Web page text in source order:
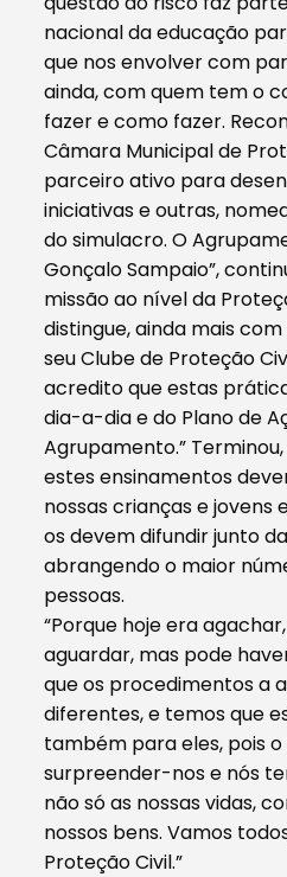
nacional da educação
que nos envolver com
ainda, com quem tem o
fazer e como fazer.
Câmara Municipal de
parceiro ativo para
iniciativas e outras,
do simulacro. O
Gonçalo Sampaio”,
missão ao nível da
distingue, ainda mais
seu Clube de Proteção
acredito que estas
dia-a-dia e do Plano de
Agrupamento.”
estes ensinamentos
nossas crianças e jovens
os devem difundir junto
abrangendo o maior
pessoas.
“Porque hoje era
aguardar, mas pode
que os procedimentos a
diferentes, e temos que
também para eles, pois
surpreender-nos e nós
não só as nossas vidas,
nossos bens. Vamos
Proteção Civil.”